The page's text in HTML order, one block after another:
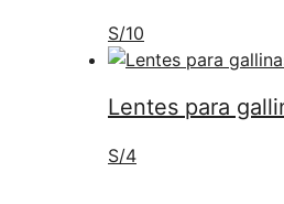
S/10
Lentes para
S/4